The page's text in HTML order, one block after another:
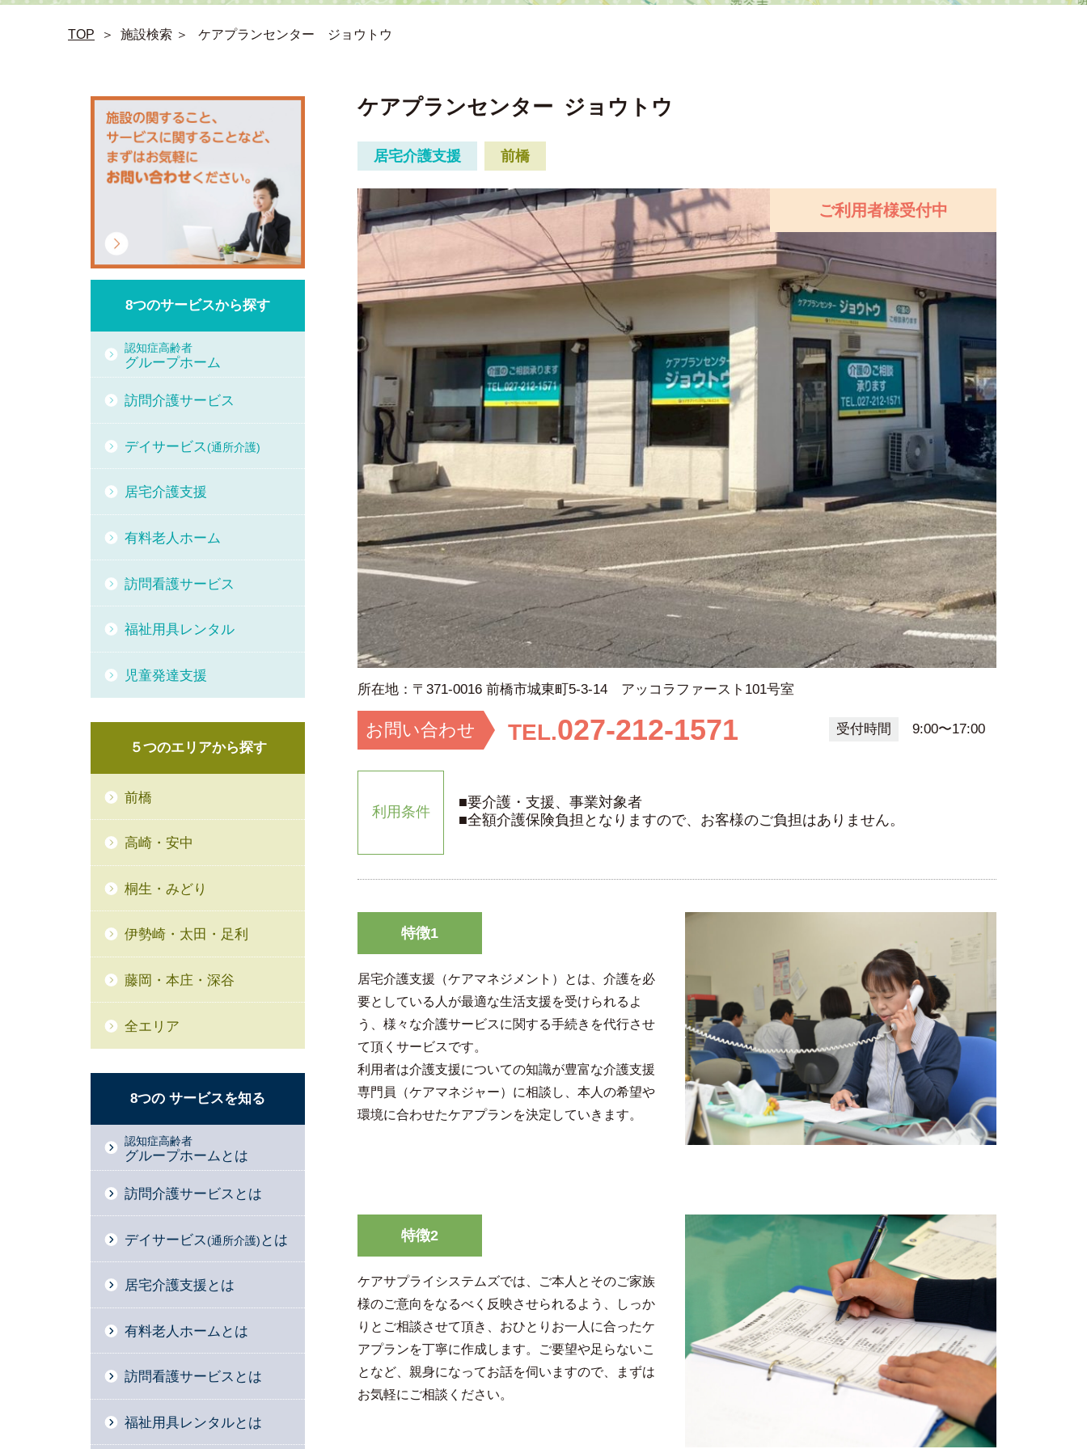
TOP ＞ 施設検索 ＞ ケアプランセンター ジョウトウ
ケアプランセンター ジョウトウ
居宅介護支援 前橋
所在地： 〒371-0016 前橋市城東町5-3-14 アッコラファースト101号室
ご利用者様受付中
お問い合わせ TEL.027-212-1571 受付時間 9:00〜17:00
利用条件
■要介護・支援、事業対象者
■全額介護保険負担となりますので、お客様のご負担はありません。
特徴1
居宅介護支援（ケアマネジメント）とは、介護を必
要としている人が最適な生活支援を受けられるよ
う、様々な介護サービスに関する手続きを代行させ
て頂くサービスです。
利用者は介護支援についての知識が豊富な介護支援
専門員（ケアマネジャー）に相談し、本人の希望や
環境に合わせたケアプランを決定していきます。
特徴2
ケアサプライシステムズでは、ご本人とそのご家族
様のご意向をなるべく反映させられるよう、しっか
りとご相談させて頂き、おひとりお一人に合ったケ
アプランを丁寧に作成します。ご要望や足らないこ
となど、親身になってお話を伺いますので、まずは
お気軽にご相談ください。
8つのサービスから探す
認知症高齢者
グループホーム
訪問介護サービス
デイサービス(通所介護)
居宅介護支援
有料老人ホーム
訪問看護サービス
福祉用具レンタル
児童発達支援
５つのエリアから探す
前橋
高崎・安中
桐生・みどり
伊勢崎・太田・足利
藤岡・本庄・深谷
全エリア
8つの サービスを知る
認知症高齢者
グループホームとは
訪問介護サービスとは
デイサービス (通所介護) とは
居宅介護支援とは
有料老人ホームとは
訪問看護サービスとは
福祉用具レンタルとは